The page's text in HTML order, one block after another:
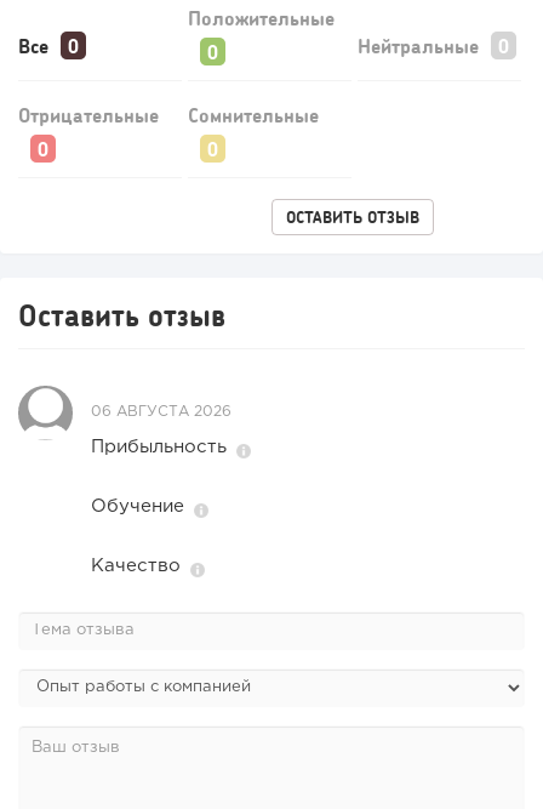
прибыль 300 тысяч...
Все
Положительные
Нейтральные
Отрицательные Сомнительные
ОСТАВИТЬ ОТЗЫВ
Оставить отзыв
06 АВГУСТА 2026
Прибыльность
Обучение
Качество